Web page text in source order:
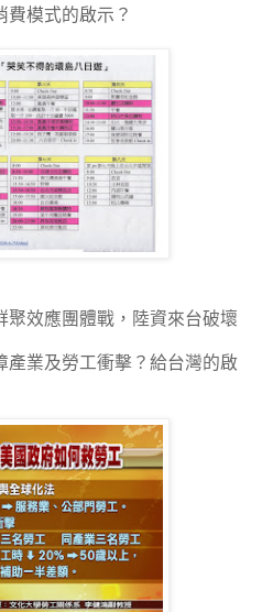
費模式的啟示？
聚效應團體戰，陸資來台破壞
產業及勞工衝擊？給台灣的啟